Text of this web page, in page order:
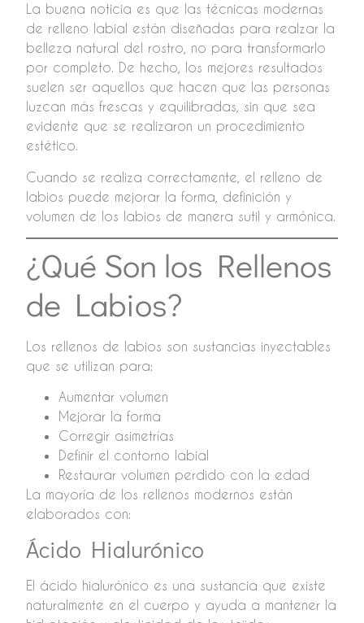
La buena noticia es que las técnicas modernas
de relleno labial están diseñadas para realzar la
belleza natural del rostro, no para transformarlo
por completo. De hecho, los mejores resultados
suelen ser aquellos que hacen que las personas
luzcan más frescas y equilibradas, sin que sea
evidente que se realizaron un procedimiento
estético.
Cuando se realiza correctamente, el relleno de
labios puede mejorar la forma, definición y
volumen de los labios de manera sutil y armónica.
¿Qué Son los Rellenos
de Labios?
Los rellenos de labios son sustancias inyectables
que se utilizan para:
Aumentar volumen
Mejorar la forma
Corregir asimetrías
Definir el contorno labial
Restaurar volumen perdido con la edad
La mayoría de los rellenos modernos están
elaborados con:
Ácido Hialurónico
El ácido hialurónico es una sustancia que existe
naturalmente en el cuerpo y ayuda a mantener la